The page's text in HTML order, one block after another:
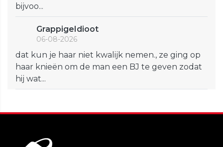
bijvoo...
GrappigeIdioot
06-08-2026
dat kun je haar niet kwalijk nemen., ze ging op
haar knieën om de man een BJ te geven zodat
hij wat...